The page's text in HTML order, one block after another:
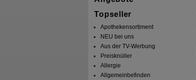
Topseller
Apothekensortiment
NEU bei uns
Aus der TV-Werbung
Preisknüller
Allergie
Allgemeinbefinden